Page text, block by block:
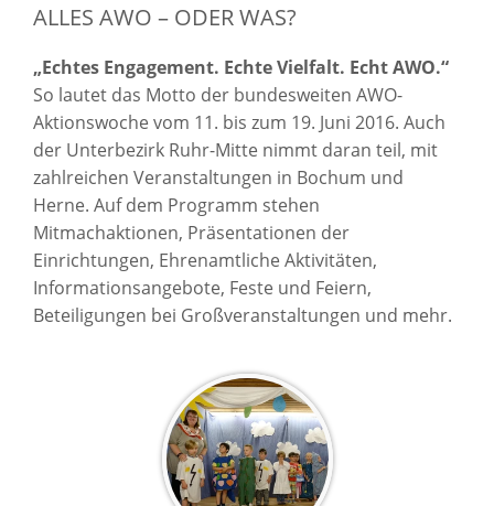
ALLES AWO – ODER WAS?
„Echtes Engagement. Echte Vielfalt. Echt AWO.“
So lautet das Motto der bundesweiten AWO-
Aktionswoche vom 11. bis zum 19. Juni 2016. Auch
der Unterbezirk Ruhr-Mitte nimmt daran teil, mit
zahlreichen Veranstaltungen in Bochum und
Herne. Auf dem Programm stehen
Mitmachaktionen, Präsentationen der
Einrichtungen, Ehrenamtliche Aktivitäten,
Informationsangebote, Feste und Feiern,
Beteiligungen bei Großveranstaltungen und mehr.